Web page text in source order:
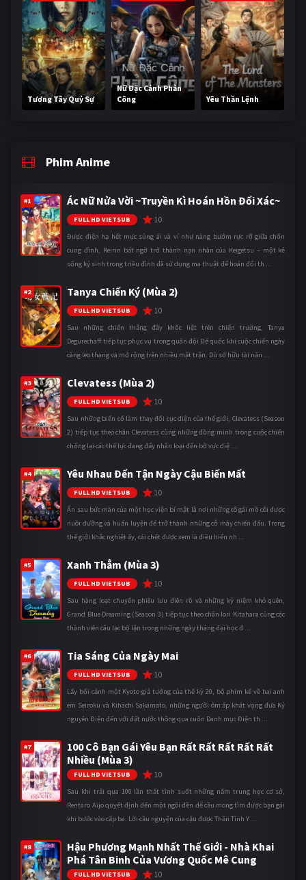
Tương Tây Quỷ Sự
Nữ Đặc Cảnh Phản
Công
Yêu Thần Lệnh
Phim Anime
#1 Ác Nữ Nửa Vời ~Truyền Kì Hoán Hồn Đổi Xác~
FULL HD VIETSUB 10
Được điện hạ hết mực sủng ái và ví như nàng bướm rực rỡ giữa chốn
cung đình, Reirin bất ngờ trở thành nạn nhân của Keigetsu – một kẻ
sống ký sinh trong triều đình đã sử dụng ma thuật để hoán đổi th ...
#2 Tanya Chiến Ký (Mùa 2)
FULL HD VIETSUB 10
Sau những chiến thắng đầy khốc liệt trên chiến trường, Tanya
Degurechaff tiếp tục phục vụ trong quân đội Đế quốc khi cuộc chiến ngày
càng leo thang và mở rộng trên nhiều mặt trận. Dù sở hữu tài năn ...
#3 Clevatess (Mùa 2)
FULL HD VIETSUB 10
Sau những biến cố làm thay đổi cục diện của thế giới, Clevatess (Season
2) tiếp tục theo chân Clevatess cùng những đồng minh trong cuộc chiến
chống lại các thế lực đang đẩy nhân loại đến bờ vực diệ ...
#4 Yêu Nhau Đến Tận Ngày Cậu Biến Mất
FULL HD VIETSUB 10
Ẩn sau bức màn của một học viện bí mật là nơi những cô gái mồ côi được
nuôi dưỡng và huấn luyện để trở thành những cỗ máy chiến đấu. Trong
thế giới khắc nghiệt ấy, cái chết được xem là điều hiển nh ...
#5 Xanh Thẳm (Mùa 3)
FULL HD VIETSUB 10
Sau hàng loạt chuyến phiêu lưu điên rồ và những kỷ niệm khó quên,
Grand Blue Dreaming (Season 3) tiếp tục theo chân Iori Kitahara cùng các
thành viên câu lạc bộ lặn trong những ngày tháng đại học đ ...
#6 Tia Sáng Của Ngày Mai
FULL HD VIETSUB 10
Lấy bối cảnh một Kyoto giả tưởng của thế kỷ 20, bộ phim kể về hai anh
em Seiroku và Kihachi Sakamoto, những người ôm ấp khát vọng đưa Kỷ
nguyên Điện đến với đất nước thông qua cuốn Danh mục Điện th ...
#7
100 Cô Bạn Gái Yêu Bạn Rất Rất Rất Rất Rất
Nhiều (Mùa 3)
FULL HD VIETSUB 10
Sau khi trải qua 100 lần thất tình suốt những năm trung học cơ sở,
Rentaro Aijo quyết định đến một ngôi đền để cầu mong tìm được bạn gái
khi bước vào cấp ba. Lời cầu nguyện của cậu được Thần Tình Y ...
#8
Hậu Phương Mạnh Nhất Thế Giới - Nhà Khai
Phá Tân Binh Của Vương Quốc Mê Cung
FULL HD VIETSUB 10